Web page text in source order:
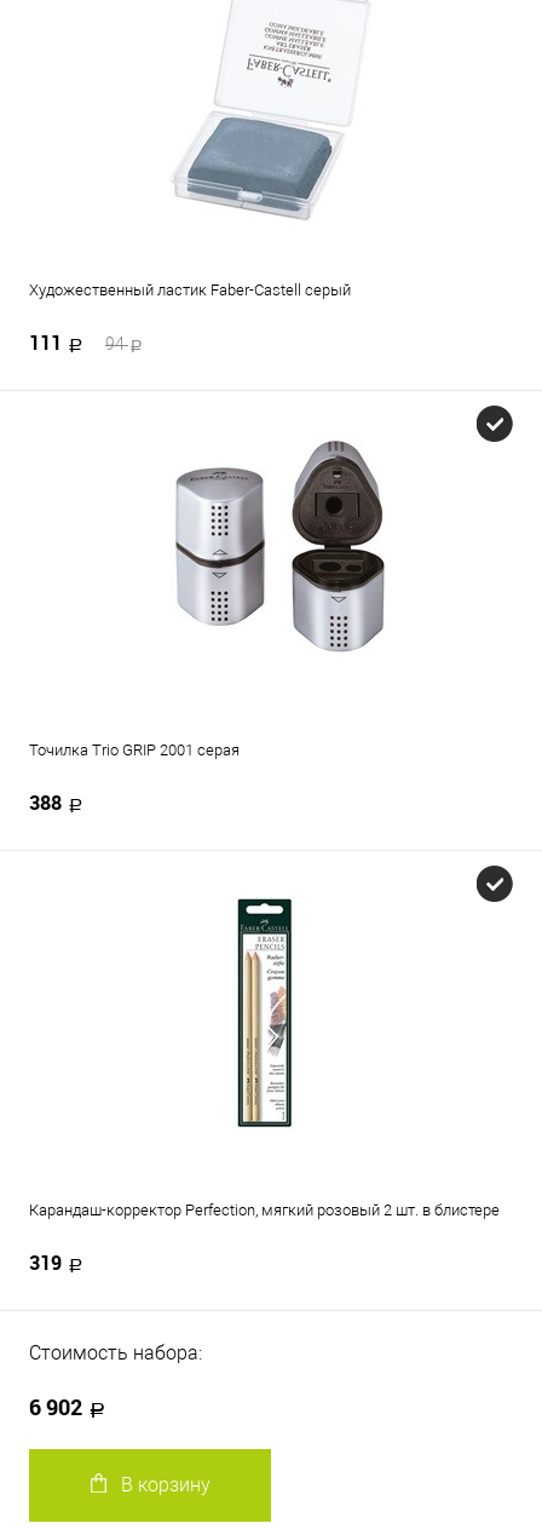
Художественный ластик Faber-Castell серый
111 94
Точилка Trio GRIP 2001 серая
388
Карандаш-корректор Perfection, мягкий розовый 2 шт. в блистере
319
Стоимость набора:
6 902
В корзину